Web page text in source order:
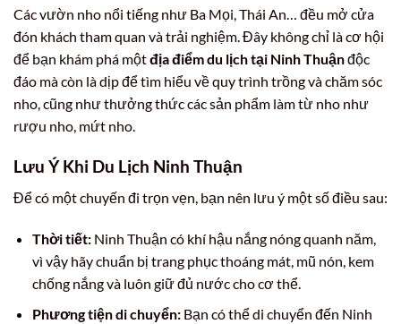
Các vườn nho nổi tiếng như Ba Mọi, Thái An… đều mở cửa
đón khách tham quan và trải nghiệm. Đây không chỉ là cơ hội
để bạn khám phá mộtđịa điểm du lịch tại Ninh Thuậnđộc
đáo mà còn là dịp để tìm hiểu về quy trình trồng và chăm sóc
nho, cũng như thưởng thức các sản phẩm làm từ nho như
rượu nho, mứt nho.
Lưu Ý Khi Du Lịch Ninh Thuận
Để có một chuyến đi trọn vẹn, bạn nên lưu ý một số điều sau:
Thời tiết:Ninh Thuận có khí hậu nắng nóng quanh năm,
vì vậy hãy chuẩn bị trang phục thoáng mát, mũ nón, kem
chống nắng và luôn giữ đủ nước cho cơ thể.
Phương tiện di chuyển:Bạn có thể di chuyển đến Ninh